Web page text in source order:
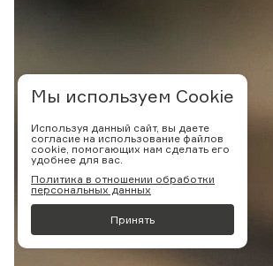
Мы используем Cookie
Используя данный сайт, вы даете
согласие на использование файлов
cookie, помогающих нам сделать его
удобнее для вас.
Политика в отношении обработки
персональных данных
Принять